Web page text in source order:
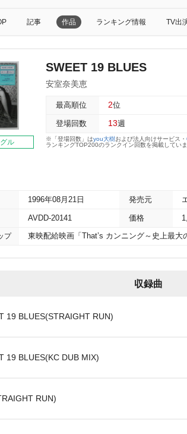
記事 作品 ランキング情報 TV出
ル
SWEET 19 BLUES
安室奈美恵
最高順位 2位
登場回数 13週
※「登場回数」はyou大樹および法人向けサービス・
ランキングTOP200のランクイン回数を掲載していま
1996年08月21日 発売元
AVDD-20141 価格
プ 東映配給映画「That’s カンニング～史上最大
収録曲
19 BLUES(STRAIGHT RUN)
19 BLUES(KC DUB MIX)
RUN)